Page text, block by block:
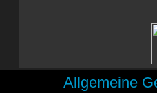
Allgemeine